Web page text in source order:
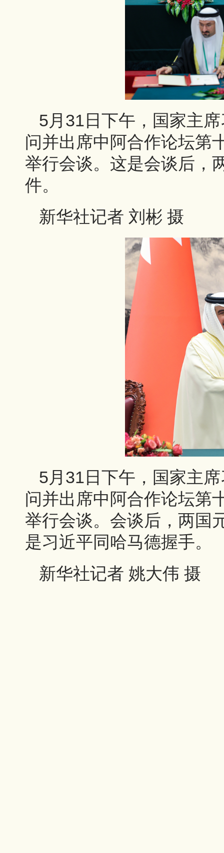
5月31日下午，国家主
问并出席中阿合作论坛第
举行会谈。这是会谈后，
件。
新华社记者 刘彬 摄
5月31日下午，国家主
问并出席中阿合作论坛第
举行会谈。会谈后，两国
是习近平同哈马德握手。
新华社记者 姚大伟 摄